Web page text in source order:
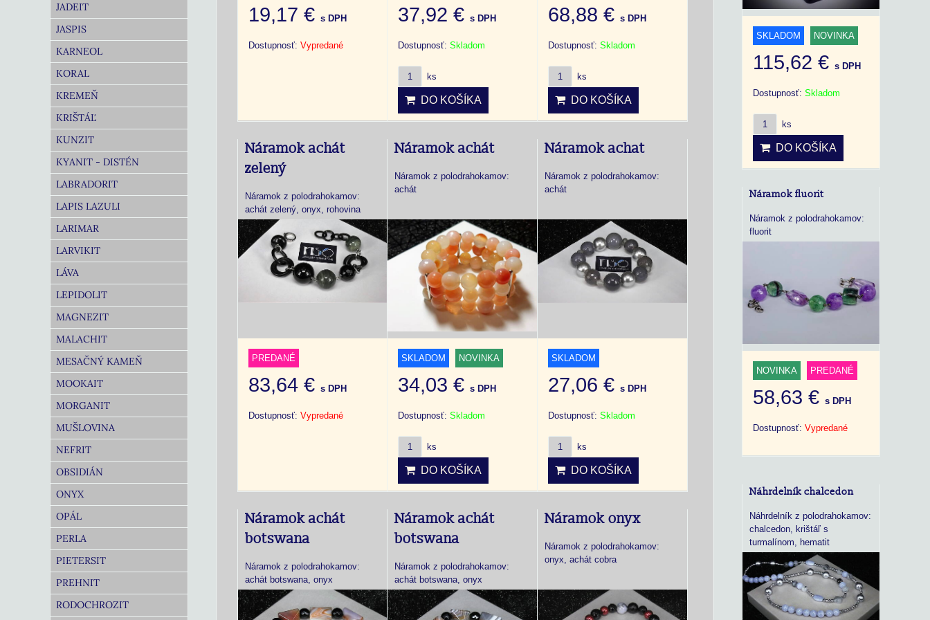
19,17 € s DPH
Dostupnosť: Vypredané
37,92 €s DPH
Dostupnosť:Skladom
ks
DO KOŠÍKA
68,88 €s DPH
Dostupnosť:Skladom
ks
DO KOŠÍKA
Náramok achát
zelený
Náramok z polodrahokamov:
achát zelený, onyx, rohovina
PREDANÉ
83,64 € s DPH
Dostupnosť: Vypredané
Náramok achát
Náramok z polodrahokamov:
achát
SKLADOM NOVINKA
34,03 €s DPH
Dostupnosť:Skladom
ks
DO KOŠÍKA
Náramok achat
Náramok z polodrahokamov:
achát
SKLADOM
27,06 €s DPH
Dostupnosť:Skladom
ks
DO KOŠÍKA
Náramok achát
botswana
Náramok z polodrahokamov:
achát botswana, onyx
Náramok achát
botswana
Náramok z polodrahokamov:
achát botswana, onyx
Náramok onyx
Náramok z polodrahokamov:
onyx, achát cobra
JADEIT
JASPIS
KARNEOL
KORAL
KREMEŇ
KRIŠTÁĽ
KUNZIT
KYANIT - DISTÉN
LABRADORIT
LAPIS LAZULI
LARIMAR
LARVIKIT
LÁVA
LEPIDOLIT
MAGNEZIT
MALACHIT
MESAČNÝ KAMEŇ
MOOKAIT
MORGANIT
MUŠLOVINA
NEFRIT
OBSIDIÁN
ONYX
OPÁL
PERLA
PIETERSIT
PREHNIT
RODOCHROZIT
SKLADOM NOVINKA
115,62 € s DPH
Dostupnosť: Skladom
ks
DO KOŠÍKA
Náramok fluorit
Náramok z polodrahokamov:
fluorit
NOVINKA PREDANÉ
58,63 € s DPH
Dostupnosť: Vypredané
Náhrdelník chalcedon
Náhrdelník z polodrahokamov:
chalcedon, krištáľ s
turmalínom, hematit